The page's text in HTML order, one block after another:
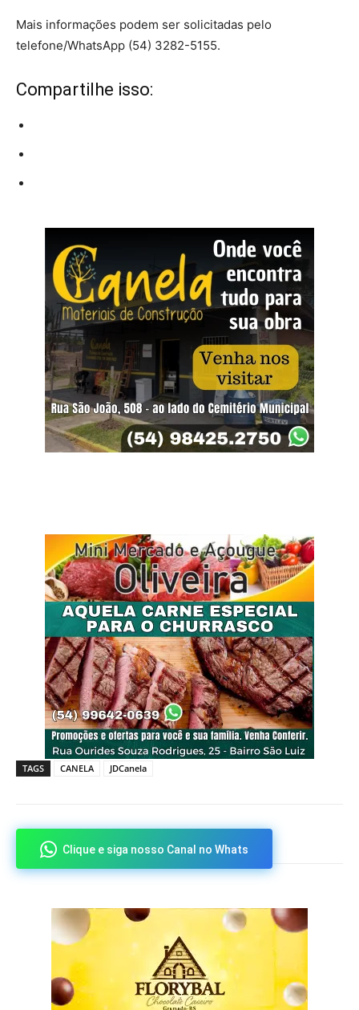
Mais informações podem ser solicitadas pelo
telefone/WhatsApp (54) 3282-5155.
Compartilhe isso:
TAGS CANELA JDCanela
Clique e siga nosso Canal no Whats